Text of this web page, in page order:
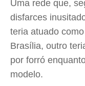
Uma rede que,
disfarces
teria atuado
Brasília, outro
por forró
modelo.